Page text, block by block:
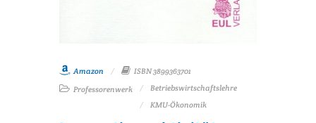
Amazon
ISBN 3899363701
Professorenwerk
Betriebswirtschaftslehre
KMU-Ökonomik